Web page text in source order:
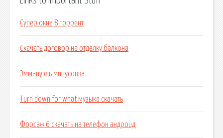
Супер окна 8 торрент
Скачать договор на отделку балкона
Эммануэль минусовка
Turn down for what музыка скачать
Форсаж 6 скачать на телефон андроид